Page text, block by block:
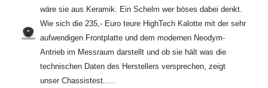
wäre sie aus Keramik. Ein Schelm wer böses dabei denkt.
Wie sich die 235,- Euro teure HighTech Kalotte mit der sehr
aufwendigen Frontplatte und dem modernen Neodym-
Antrieb im Messraum darstellt und ob sie hält was die
technischen Daten des Herstellers versprechen, zeigt
unser Chassistest.....